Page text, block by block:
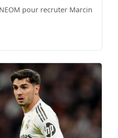
pour recruter Marcin